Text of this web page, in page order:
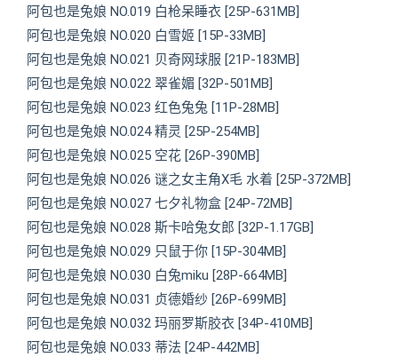
阿包也是兔娘 NO.019 白枪呆睡衣 [25P-631MB]
阿包也是兔娘 NO.020 白雪姬 [15P-33MB]
阿包也是兔娘 NO.021 贝奇网球服 [21P-183MB]
阿包也是兔娘 NO.022 翠雀媚 [32P-501MB]
阿包也是兔娘 NO.023 红色兔兔 [11P-28MB]
阿包也是兔娘 NO.024 精灵 [25P-254MB]
阿包也是兔娘 NO.025 空花 [26P-390MB]
阿包也是兔娘 NO.026 谜之女主角X毛 水着 [25P-372MB]
阿包也是兔娘 NO.027 七夕礼物盒 [24P-72MB]
阿包也是兔娘 NO.028 斯卡哈兔女郎 [32P-1.17GB]
阿包也是兔娘 NO.029 只鼠于你 [15P-304MB]
阿包也是兔娘 NO.030 白兔miku [28P-664MB]
阿包也是兔娘 NO.031 贞德婚纱 [26P-699MB]
阿包也是兔娘 NO.032 玛丽罗斯胶衣 [34P-410MB]
阿包也是兔娘 NO.033 蒂法 [24P-442MB]